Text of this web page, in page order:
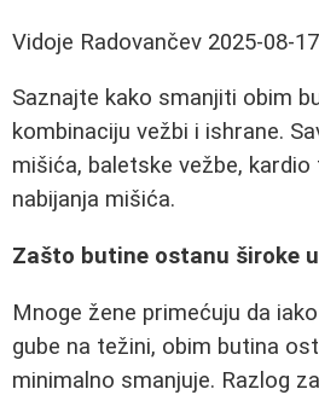
Vidoje Radovančev 2025-08-17
Saznajte kako smanjiti obim
kombinaciju vežbi i ishrane.
mišića, baletske vežbe,
nabijanja mišića.
Zašto butine ostanu široke
Mnoge žene primećuju da
gube na težini, obim butina
minimalno smanjuje. Razlog